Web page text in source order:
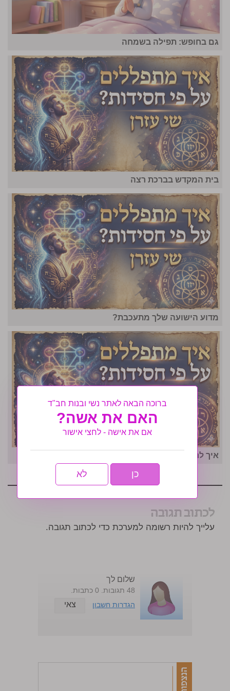
גם בחופש: תפילה בשמחה
בית המקדש בברכת רצה
מדוע הישועה שלך מתעכבת?
איך לרדת במשקל בזמן קצר
לכתוב תגובה
עלייך להיות רשומה למערכת כדי לכתוב תגובה.
שלום לך
48 תגובות. 0 כתבות.
הגדרות חשבון
צאי
ברוכה הבאה לאתר נשי ובנות חב"ד
האם את אשה?
אם את אישה - לחצי אישור
כן לא